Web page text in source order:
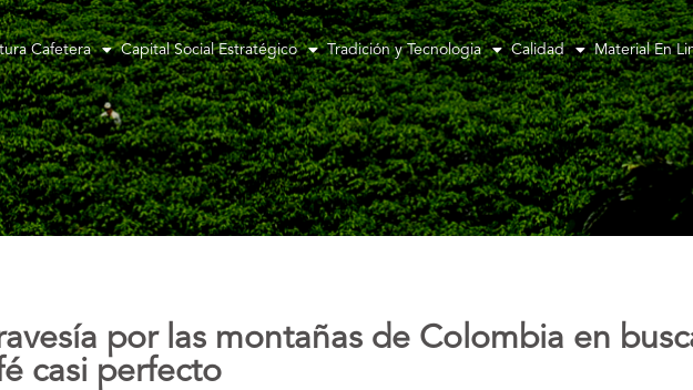
Cafetera Capital Social Estratégico Tradición y Tecnologia Calidad Material En
por las montañas de Colombia en
casi perfecto